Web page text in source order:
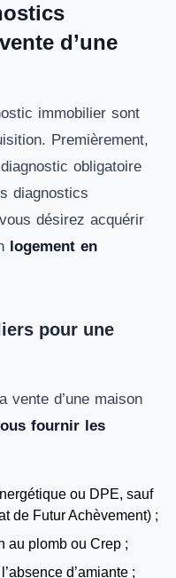
d’une
immobilier sont
Premièrement,
obligatoire
diagnostics
désirez acquérir
logement en
pour une
vente d’une maison
fournir les
ou DPE, sauf
de Futur Achèvement) ;
au plomb ou Crep ;
d’amiante ;